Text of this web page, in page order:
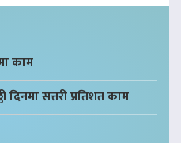
काम
सत्तरी प्रतिशत काम